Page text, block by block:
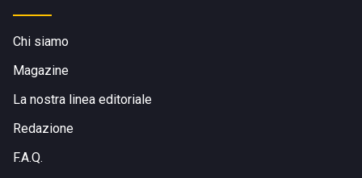
Chi siamo
Magazine
La nostra linea editoriale
Redazione
F.A.Q.